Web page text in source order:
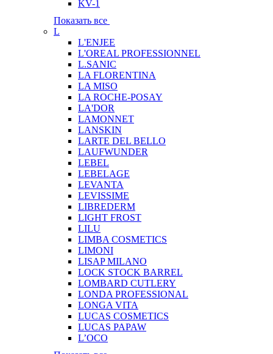
KV-1
Показать все
L
L'ENJEE
L'OREAL PROFESSIONNEL
L.SANIC
LA FLORENTINA
LA MISO
LA ROCHE-POSAY
LA'DOR
LAMONNET
LANSKIN
LARTE DEL BELLO
LAUFWUNDER
LEBEL
LEBELAGE
LEVANTA
LEVISSIME
LIBREDERM
LIGHT FROST
LILU
LIMBA COSMETICS
LIMONI
LISAP MILANO
LOCK STOCK BARREL
LOMBARD CUTLERY
LONDA PROFESSIONAL
LONGA VITA
LUCAS COSMETICS
LUCAS PAPAW
L’OCO